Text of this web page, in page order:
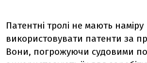
Патентні тролі не мають наміру
використовувати патенти за
Вони, погрожуючи судовими